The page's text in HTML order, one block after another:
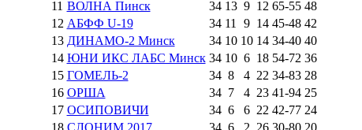
11 ВОЛНА Пинск 34 13 9 12 65-55 48
12 АБФФ U-19 34 11 9 14 45-48 42
13 ДИНАМО-2 Минск 34 10 10 14 34-40 40
14 ЮНИ ИКС ЛАБС Минск 34 10 6 18 54-72 36
15 ГОМЕЛЬ-2 34 8 4 22 34-83 28
16 ОРША 34 7 4 23 41-94 25
17 ОСИПОВИЧИ 34 6 6 22 42-77 24